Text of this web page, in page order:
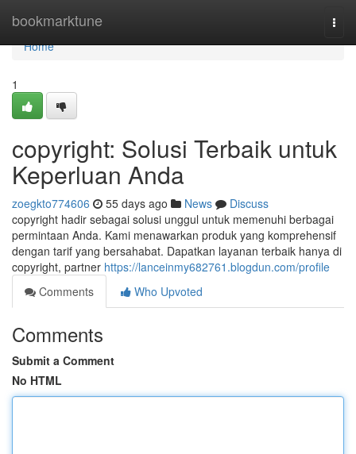
bookmarktune
Home
Home
1
copyright: Solusi Terbaik untuk
Keperluan Anda
zoegkto774606 55 days ago News
Discuss
copyright hadir sebagai solusi unggul untuk memenuhi berbagai
permintaan Anda. Kami menawarkan produk yang komprehensif
dengan tarif yang bersahabat. Dapatkan layanan terbaik hanya di
copyright, partner https://lanceinmy682761.blogdun.com/profile
Comments
Who Upvoted
Comments
Submit a Comment
No HTML